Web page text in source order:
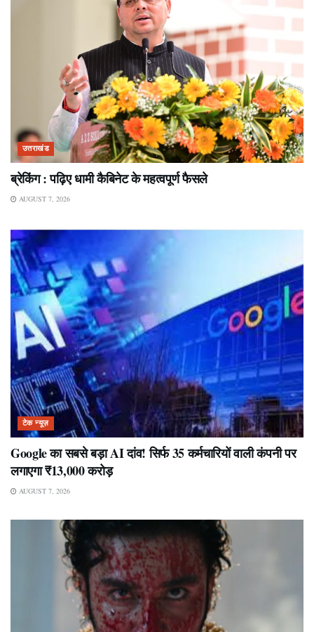
उत्तराखंड
ब्रेकिंग : पढ़िए धामी कैबिनेट के महत्वपूर्ण फैसले
AUGUST 7, 2026
टेक न्यूज़
Google का सबसे बड़ा AI दांव! सिर्फ 35 कर्मचारियों वाली कंपनी पर
लगाएगा ₹13,000 करोड़
AUGUST 7, 2026